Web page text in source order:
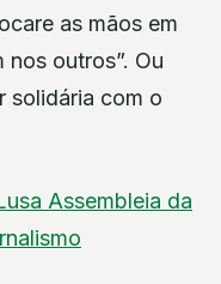
as mãos em
outros”. Ou
solidária com o
Assembleia da